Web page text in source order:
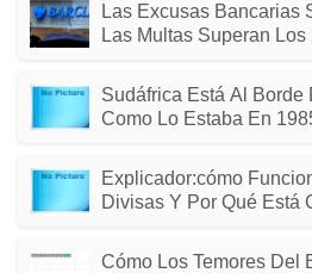
Las Excusas Bancarias
Las Multas Superan
Sudáfrica Está Al Borde
Como Lo Estaba En
Explicador:cómo
Divisas Y Por Qué Está
Cómo Los Temores Del